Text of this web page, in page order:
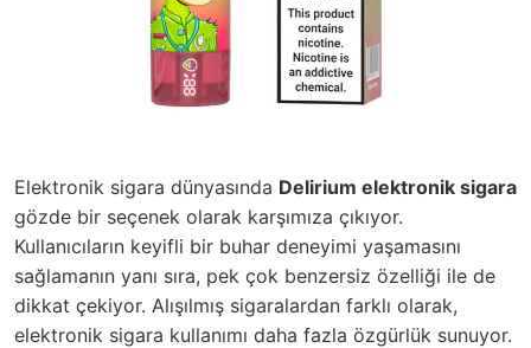
Elektronik sigara dünyasında Delirium elektronik sigara
gözde bir seçenek olarak karşımıza çıkıyor.
Kullanıcıların keyifli bir buhar deneyimi yaşamasını
sağlamanın yanı sıra, pek çok benzersiz özelliği ile de
dikkat çekiyor. Alışılmış sigaralardan farklı olarak,
elektronik sigara kullanımı daha fazla özgürlük sunuyor.